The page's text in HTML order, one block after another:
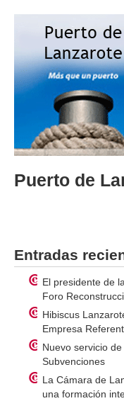
Puerto de
Entradas
El presidente de
Foro
Hibiscus
Empresa
Nuevo servicio
Subvenciones
La Cámara de
una formación